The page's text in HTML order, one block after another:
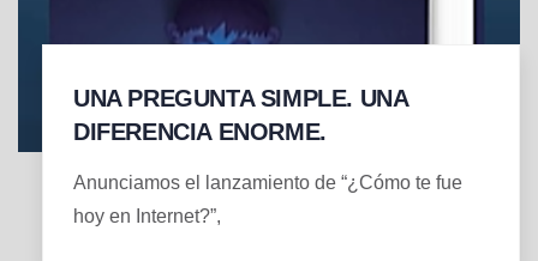
UNA PREGUNTA SIMPLE. UNA
DIFERENCIA ENORME.
Anunciamos el lanzamiento de “¿Cómo te fue
hoy en Internet?”,